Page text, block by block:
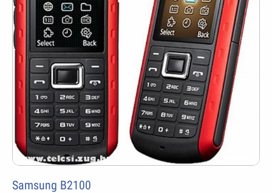
Samsung B2100